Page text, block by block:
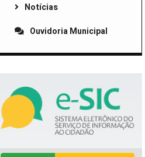
Notícias
Ouvidoria Municipal